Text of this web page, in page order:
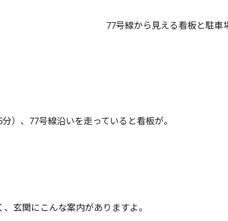
77号線から見える看板と駐車
）、77号線沿いを走っていると看板が。
玄関にこんな案内がありますよ。